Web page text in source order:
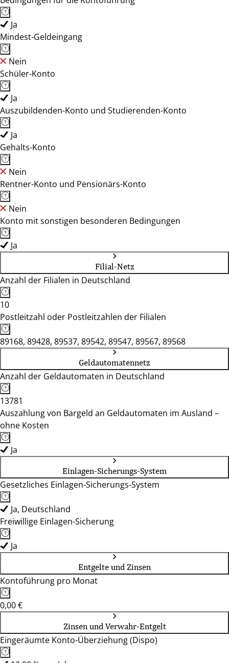
Ja
Mindest-Geldeingang
Nein
Schüler-Konto
Ja
Auszubildenden-Konto und Studierenden-Konto
Ja
Gehalts-Konto
Nein
Rentner-Konto und Pensionärs-Konto
Nein
Konto mit sonstigen besonderen Bedingungen
Ja
Filial-Netz
Anzahl der Filialen in Deutschland
10
Postleitzahl oder Postleitzahlen der Filialen
89168, 89428, 89537, 89542, 89547, 89567, 89568
Geldautomatennetz
Anzahl der Geldautomaten in Deutschland
13781
Auszahlung von Bargeld an Geldautomaten im Ausland –
ohne Kosten
Ja
Einlagen-Sicherungs-System
Gesetzliches Einlagen-Sicherungs-System
Ja, Deutschland
Freiwillige Einlagen-Sicherung
Ja
Entgelte und Zinsen
Kontoführung pro Monat
0,00 €
Zinsen und Verwahr-Entgelt
Eingeräumte Konto-Überziehung (Dispo)